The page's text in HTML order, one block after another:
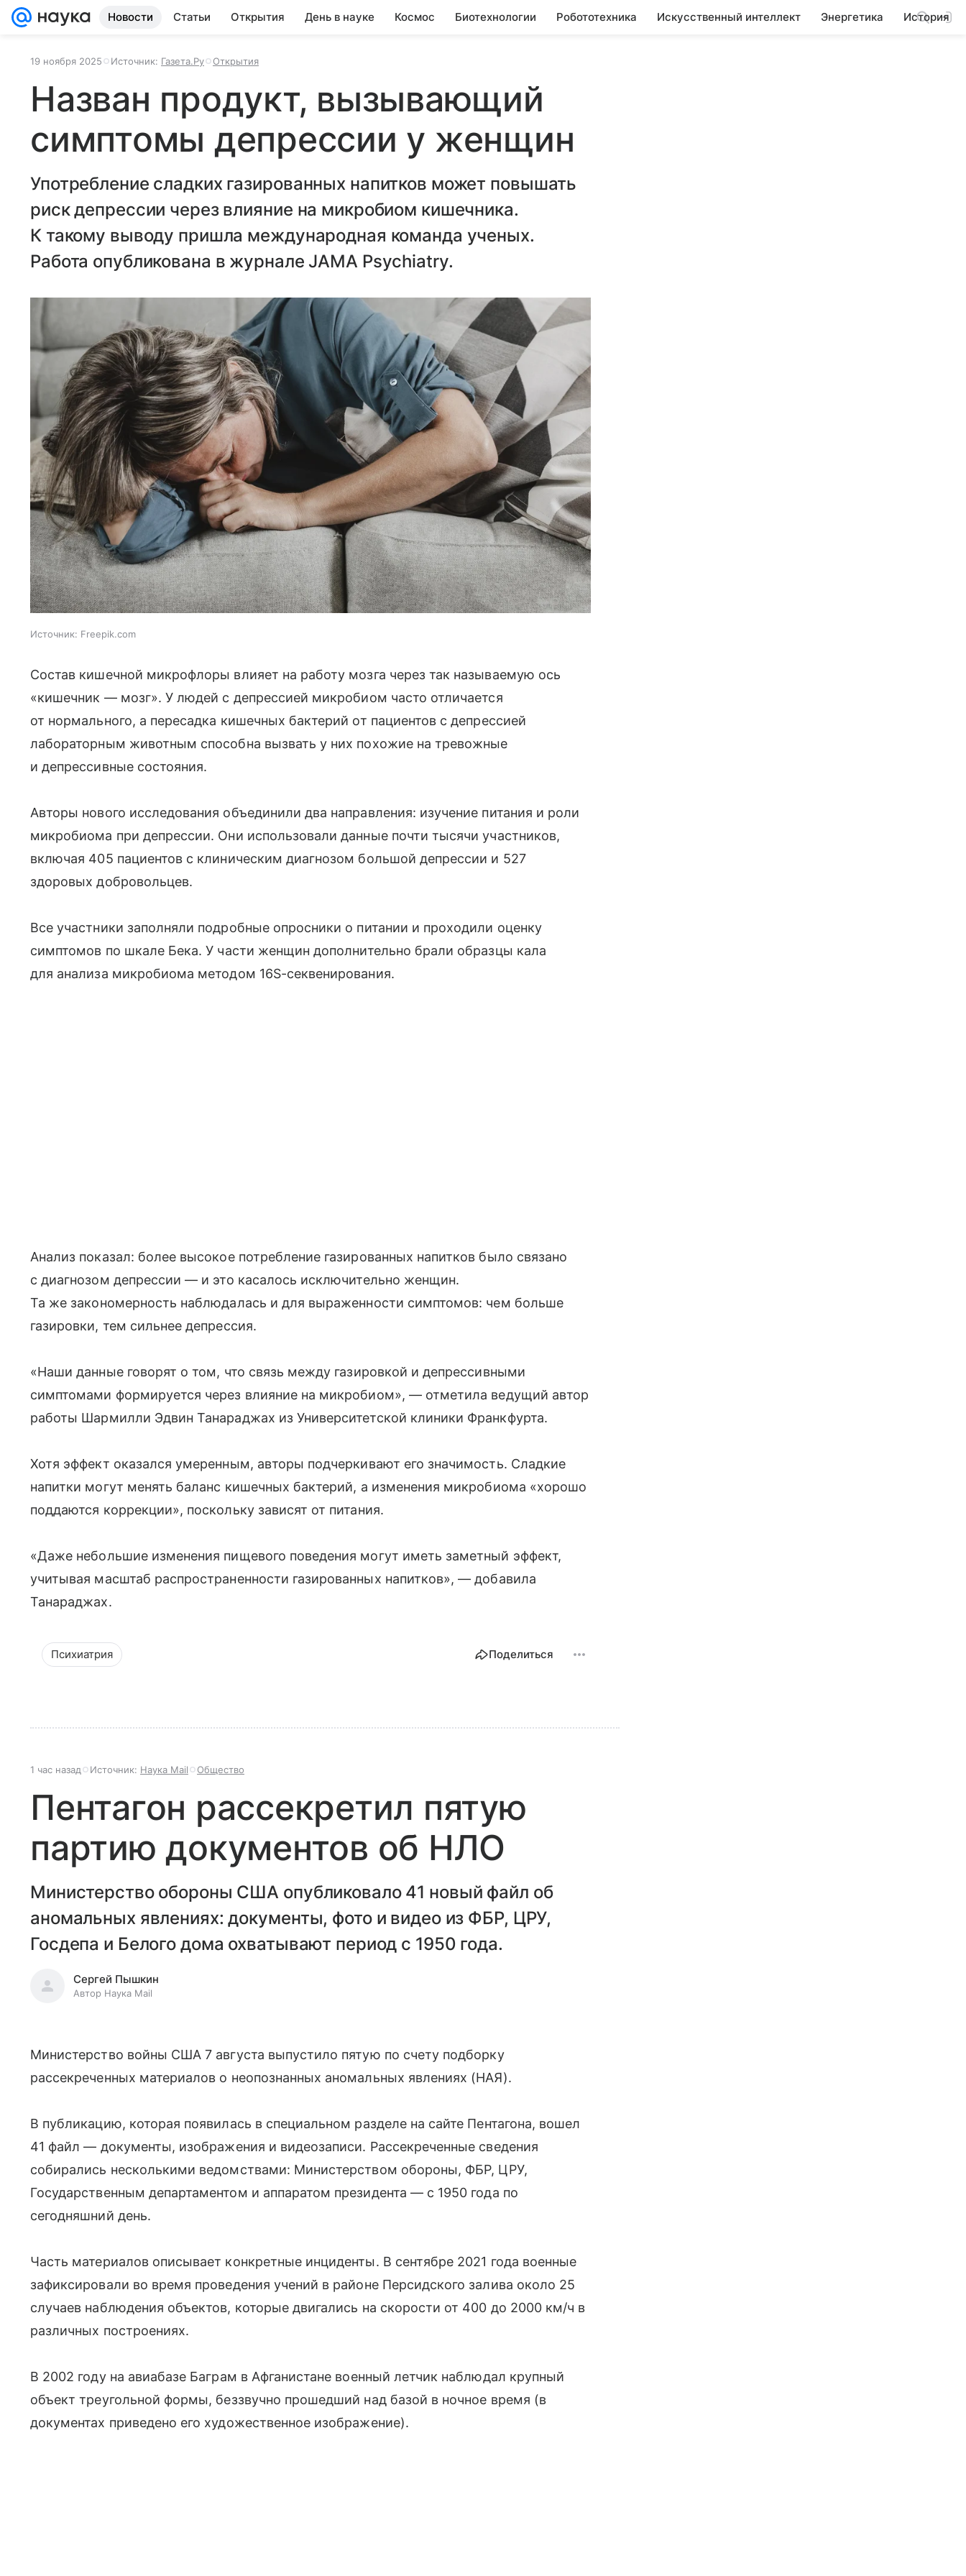
Новости Статьи Открытия День в науке Космос Биотехнологии Робототехника Искусственный интеллект Энергетика История
19 ноября 2025 Источник: Газета.Ру Открытия
Назван продукт, вызывающий
симптомы депрессии у женщин
Употребление сладких газированных напитков может повышать
риск депрессии через влияние на микробиом кишечника.
К такому выводу пришла международная команда ученых.
Работа опубликована в журнале JAMA Psychiatry.
Источник: Freepik.com
Состав кишечной микрофлоры влияет на работу мозга через так называемую ось
«кишечник — мозг». У людей с депрессией микробиом часто отличается
от нормального, а пересадка кишечных бактерий от пациентов с депрессией
лабораторным животным способна вызвать у них похожие на тревожные
и депрессивные состояния.
Авторы нового исследования объединили два направления: изучение питания и роли
микробиома при депрессии. Они использовали данные почти тысячи участников,
включая 405 пациентов с клиническим диагнозом большой депрессии и 527
здоровых добровольцев.
Все участники заполняли подробные опросники о питании и проходили оценку
симптомов по шкале Бека. У части женщин дополнительно брали образцы кала
для анализа микробиома методом 16S-секвенирования.
Анализ показал: более высокое потребление газированных напитков было связано
с диагнозом депрессии — и это касалось исключительно женщин.
Та же закономерность наблюдалась и для выраженности симптомов: чем больше
газировки, тем сильнее депрессия.
«Наши данные говорят о том, что связь между газировкой и депрессивными
симптомами формируется через влияние на микробиом», — отметила ведущий автор
работы Шармилли Эдвин Танараджах из Университетской клиники Франкфурта.
Хотя эффект оказался умеренным, авторы подчеркивают его значимость. Сладкие
напитки могут менять баланс кишечных бактерий, а изменения микробиома «хорошо
поддаются коррекции», поскольку зависят от питания.
«Даже небольшие изменения пищевого поведения могут иметь заметный эффект,
учитывая масштаб распространенности газированных напитков», — добавила
Танараджах.
Психиатрия Поделиться
1 час назад Источник: Наука Mail Общество
Пентагон рассекретил пятую
партию документов об НЛО
Министерство обороны США опубликовало 41 новый файл об
аномальных явлениях: документы, фото и видео из ФБР, ЦРУ,
Госдепа и Белого дома охватывают период с 1950 года.
Сергей Пышкин
Автор Наука Mail
Министерство войны США 7 августа выпустило пятую по счету подборку
рассекреченных материалов о неопознанных аномальных явлениях (НАЯ).
В публикацию, которая появилась в специальном разделе на сайте Пентагона, вошел
41 файл — документы, изображения и видеозаписи. Рассекреченные сведения
собирались несколькими ведомствами: Министерством обороны, ФБР, ЦРУ,
Государственным департаментом и аппаратом президента — с 1950 года по
сегодняшний день.
Часть материалов описывает конкретные инциденты. В сентябре 2021 года военные
зафиксировали во время проведения учений в районе Персидского залива около 25
случаев наблюдения объектов, которые двигались на скорости от 400 до 2000 км/ч в
различных построениях.
В 2002 году на авиабазе Баграм в Афганистане военный летчик наблюдал крупный
объект треугольной формы, беззвучно прошедший над базой в ночное время (в
документах приведено его художественное изображение).